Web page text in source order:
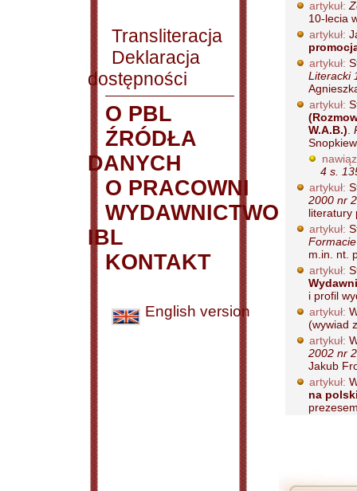
Transliteracja
Deklaracja
dostępności
O PBL
ŹRÓDŁA
DANYCH
O PRACOWNI
WYDAWNICTWO
IBL
KONTAKT
English version
artykuł:
10-lecia
artykuł:
artykuł:
Literacki
artykuł:
W.A.B.)
4 s.
artykuł:
2000 nr
literatury
artykuł:
m.in. nt.
artykuł:
i profil
artykuł:
(wywiad
artykuł:
2002 nr
Jakub
artykuł:
na